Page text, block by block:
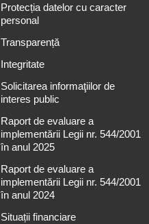
Protecția datelor cu caracter
personal
Transparență
Integritate
Solicitarea informaţiilor de
interes public
Raport de evaluare a
implementării Legii nr. 544/2001
în anul 2025
Raport de evaluare a
implementării Legii nr. 544/2001
în anul 2024
Situații financiare